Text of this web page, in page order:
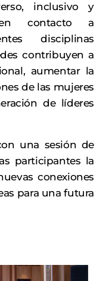
inclusivo y
contacto a
disciplinas
contribuyen a
aumentar la
de las mujeres
de líderes
una sesión de
participantes la
conexiones
para una futura